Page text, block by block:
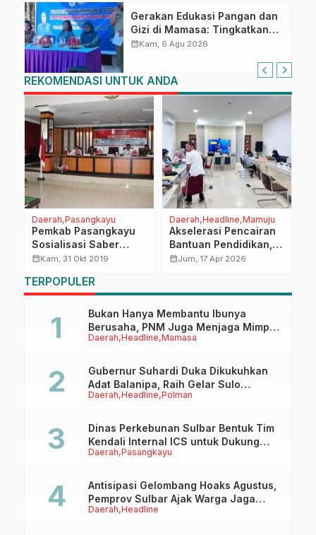
Gerakan Edukasi Pangan dan
Gizi di Mamasa: Tingkatkan
Pengetahuan dan
calendar_monthKam, 6 Agu 2026
REKOMENDASI UNTUK ANDA
Daerah Pasangkayu
Pemkab Pasangkayu
Sosialisasi Saber
Pungli ke Pelajar
calendar_monthKam, 31 Okt 2019
Daerah Headline Mamuju
Akselerasi Pencairan
Bantuan Pendidikan,
Biro Pemkesra Sulbar
Tahap I
calendar_monthJum, 17 Apr 2026
TERPOPULER
Daerah Headline Mamasa
Bukan Hanya Membantu Ibunya
Berusaha, PNM Juga Menjaga Mimpi
Anaknya Untuk Menggapai Cita-Cita
Daerah Headline Polman
Gubernur Suhardi Duka Dikukuhkan
Adat Balanipa, Raih Gelar Sulo
Tappidena
Daerah Pasangkayu
Dinas Perkebunan Sulbar Bentuk Tim
Kendali Internal ICS untuk Dukung
Sertifikasi ISPO Pekebun di
Daerah Headline
Antisipasi Gelombang Hoaks Agustus,
Pemprov Sulbar Ajak Warga Jaga
Ruang Digital